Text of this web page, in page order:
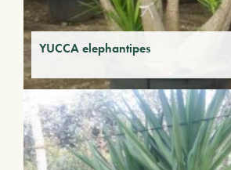
YUCCA elephantipes